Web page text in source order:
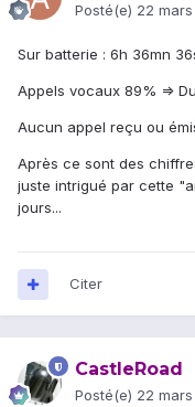
Posté(e) 22 mars
Sur batterie : 6h 36mn
Appels vocaux 89% =>
Aucun appel reçu ou
Après ce sont des
juste intrigué par cette
jours...
Citer
CastleRoad
Posté(e) 22 mars